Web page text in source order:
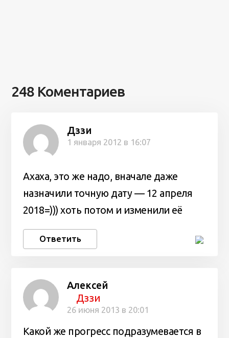
248 Коментариев
Дззи
1 января 2012 в 16:07
Ахаха, это же надо, вначале даже
назначили точную дату — 12 апреля
2018=))) хоть потом и изменили её
Ответить
Алексей
Дззи
26 июня 2013 в 20:01
Какой же прогресс подразумевается в